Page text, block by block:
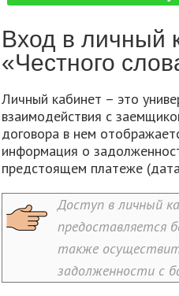
Вход в личный
«Честного
Личный кабинет – это
взаимодействия с
договора в нем
информация о
предстоящем платеже
Доступ в личный
предоставляется
также
задолженности с